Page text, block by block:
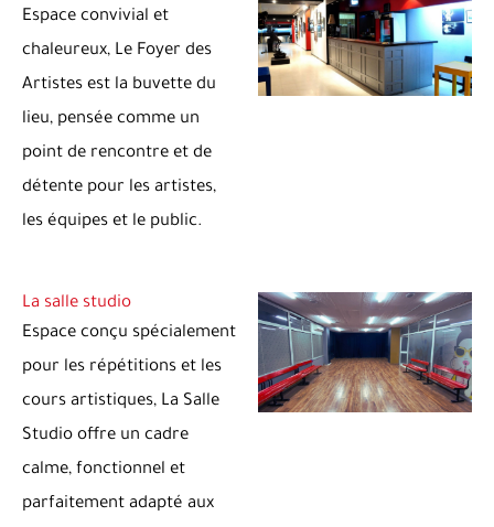
Espace convivial et
chaleureux, Le Foyer des
Artistes est la buvette du
lieu, pensée comme un
point de rencontre et de
détente pour les artistes,
les équipes et le public.
La salle studio
Espace conçu spécialement
pour les répétitions et les
cours artistiques, La Salle
Studio offre un cadre
calme, fonctionnel et
parfaitement adapté aux